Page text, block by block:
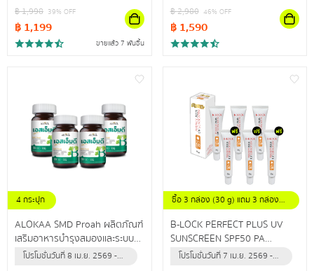
฿1,998 39% OFF
฿1,199
ขายแล้ว 7 พันชิ้น
฿2,980 46% OFF
฿1,590
4 กระปุก
ALOKAA SMD Proah ผลิตภัณฑ์
เสริมอาหารบำรุงสมองและระบบ
ประสาท
โปรโมชั่นวันที่ 8 เม.ย. 2569 -
ซื้อ 3 กล่อง (30 g) แถม 3 กล่อง
(30 g)
B-LOCK PERFECT PLUS UV
SUNSCREEN SPF50 PA
+++ผลิตภัณฑ์ป้องกันแสงแดด
โปรโมชั่นวันที่ 7 เม.ย. 2569 -